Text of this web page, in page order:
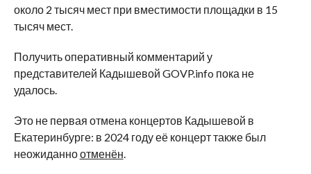
около 2 тысяч мест при вместимости площадки в 15
тысяч мест.
Получить оперативный комментарий у
представителей Кадышевой GOVP.info пока не
удалось.
Это не первая отмена концертов Кадышевой в
Екатеринбурге: в 2024 году её концерт также был
неожиданноотменён.